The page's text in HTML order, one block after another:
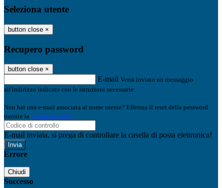
Seleziona utente
button close ×
Recupero password
button close ×
E-mail Verrà inviato un messaggio
all'indirizzo indicato con le istruzioni necessarie.
Non hai una e-mail associata al nome utente? Effettua il reset della password
tramite la Login Spaggiari
E-mail inviata, si prega di controllare la casella di posta elettronica!
Errore
Chiudi
Successo